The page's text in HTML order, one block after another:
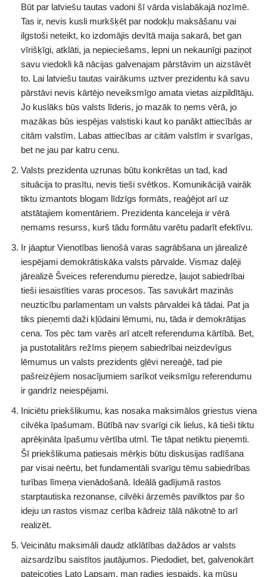
Būt par latviešu tautas vadoni šī vārda vislabākajā nozīmē.
Tas ir, nevis kusli murkšķēt par nodokļu maksāšanu vai
ilgstoši neteikt, ko izdomājis devītā maija sakarā, bet gan
vīrišķīgi, atklāti, ja nepieciešams, lepni un nekaunīgi paziņot
savu viedokli kā nācijas galvenajam pārstāvim un aizstāvēt
to. Lai latviešu tautas vairākums uztver prezidentu kā savu
pārstāvi nevis kārtējo neveiksmīgo amata vietas aizpildītāju.
Jo kuslāks būs valsts līderis, jo mazāk to ņems vērā, jo
mazākas būs iespējas valstiski kaut ko panākt attiecībās ar
citām valstīm. Labas attiecības ar citām valstīm ir svarīgas,
bet ne jau par katru cenu.
Valsts prezidenta uzrunas būtu konkrētas un tad, kad
situācija to prasītu, nevis tieši svētkos. Komunikācijā vairāk
tiktu izmantots blogam līdzīgs formāts, reaģējot arī uz
atstātajiem komentāriem. Prezidenta kanceleja ir vērā
ņemams resurss, kurš tādu formātu varētu padarīt efektīvu.
Ir jāaptur Vienotības lienošā varas sagrābšana un jārealizē
iespējami demokrātiskāka valsts pārvalde. Vismaz daļēji
jārealizē Šveices referendumu pieredze, ļaujot sabiedrībai
tieši iesaistīties varas procesos. Tas savukārt mazinās
neuzticību parlamentam un valsts pārvaldei kā tādai. Pat ja
tiks pieņemti daži kļūdaini lēmumi, nu, tāda ir demokrātijas
cena. Tos pēc tam varēs arī atcelt referenduma kārtībā. Bet,
ja pustotalitārs režīms pieņem sabiedrībai neizdevīgus
lēmumus un valsts prezidents gļēvi nereaģē, tad pie
pašreizējiem nosacījumiem sarīkot veiksmīgu referendumu
ir gandrīz neiespējami.
Iniciētu priekšlikumu, kas nosaka maksimālos griestus viena
cilvēka īpašumam. Būtībā nav svarīgi cik lielus, kā tieši tiktu
aprēķināta īpašumu vērtība utml. Tie tāpat netiktu pieņemti.
Šī priekšlikuma patiesais mērķis būtu diskusijas radīšana
par visai neērtu, bet fundamentāli svarīgu tēmu sabiedrības
turības līmeņa vienādošanā. Ideālā gadījumā rastos
starptautiska rezonanse, cilvēki ārzemēs pavilktos par šo
ideju un rastos vismaz cerība kādreiz tālā nākotnē to arī
realizēt.
Veicinātu maksimāli daudz atklātības dažādos ar valsts
aizsardzību saistītos jautājumos. Piedodiet, bet, galvenokārt
pateicoties Lato Lapsam, man radies iespaids, ka mūsu